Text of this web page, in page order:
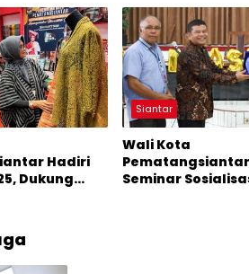
Hadiri
Dukung
Siantar
Wali Kota
Seminar